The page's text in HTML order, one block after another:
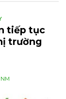
tiếp tục
trường